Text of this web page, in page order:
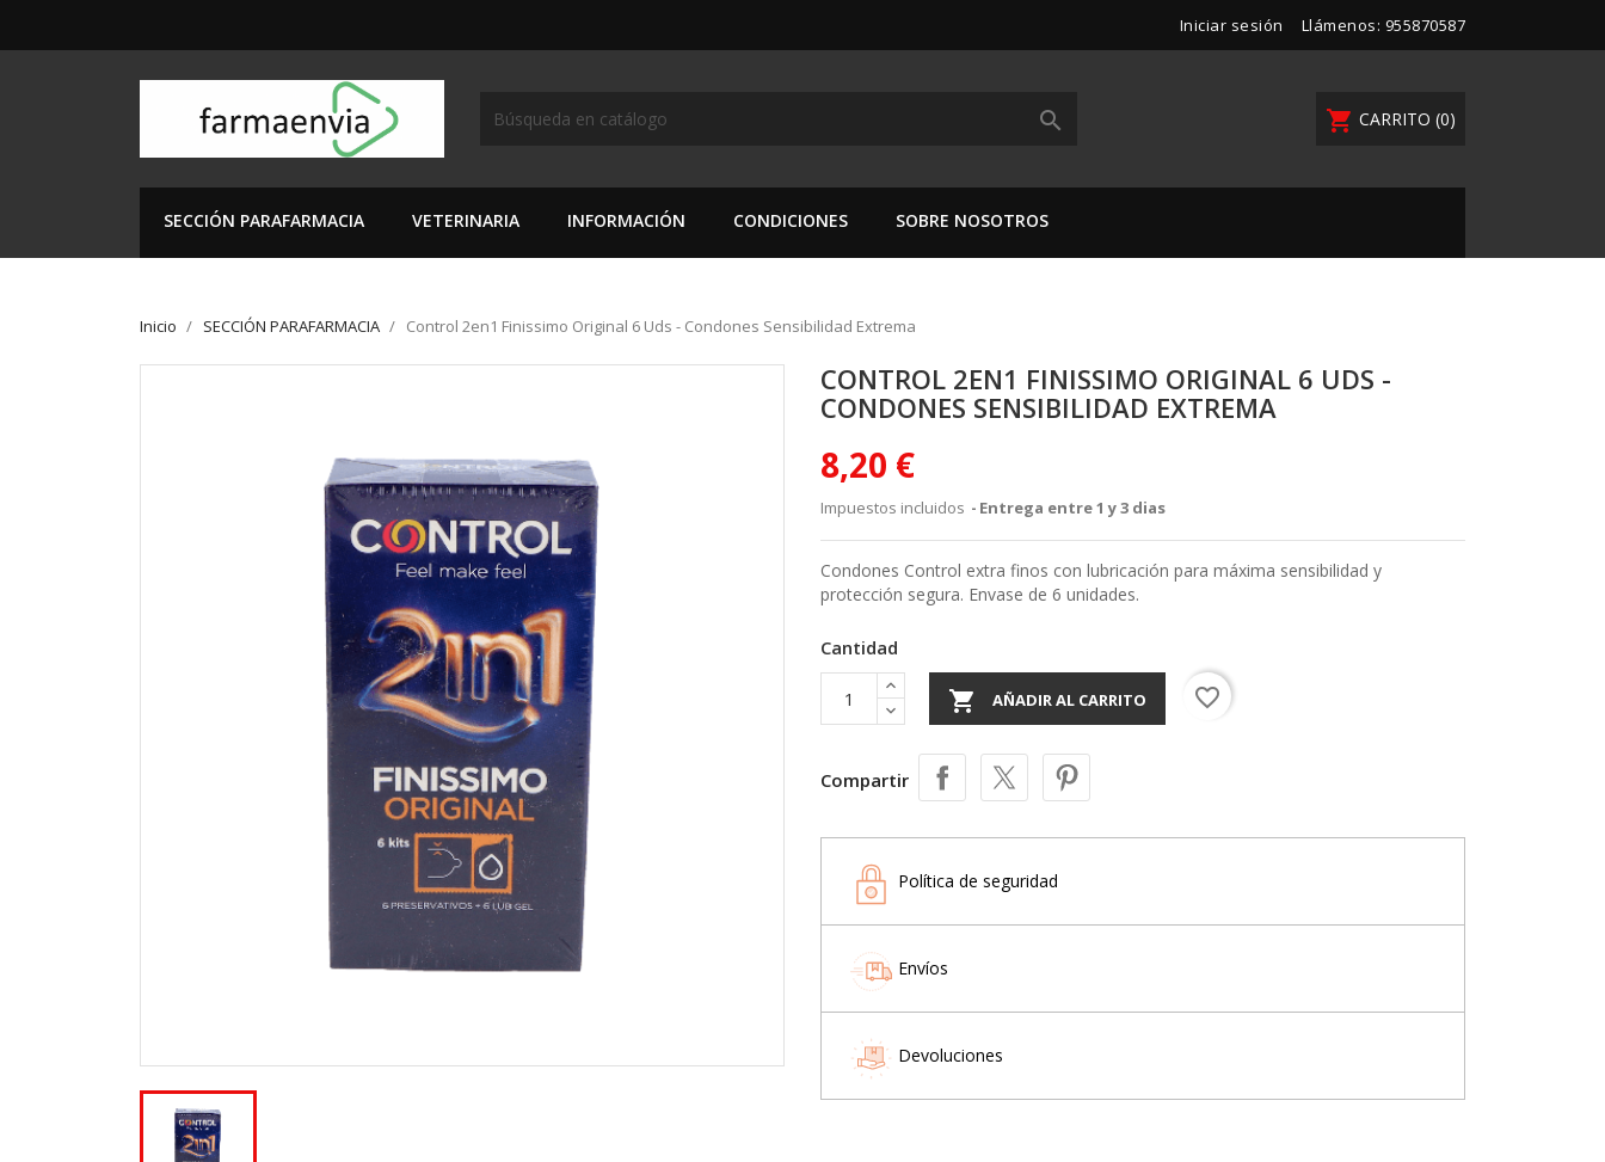
Iniciar sesión Llámenos: 955870587
shopping_cart CARRITO (0)
search
SECCIÓN PARAFARMACIA VETERINARIA INFORMACIÓN CONDICIONES SOBRE NOSOTROS
Inicio SECCIÓN PARAFARMACIA Control 2en1 Finissimo Original 6 Uds - Condones Sensibilidad Extrema
CONTROL 2EN1 FINISSIMO ORIGINAL 6 UDS -
CONDONES SENSIBILIDAD EXTREMA
8,20 €
Impuestos incluidos Entrega entre 1 y 3 dias
Condones Control extra finos con lubricación para máxima sensibilidad y
protección segura. Envase de 6 unidades.
Cantidad
 AÑADIR AL CARRITO favorite_border
Compartir
Política de seguridad
Envíos
Devoluciones